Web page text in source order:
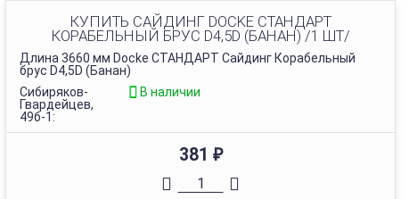
КУПИТЬ САЙДИНГ DOCKE СТАНДАРТ
КОРАБЕЛЬНЫЙ БРУС D4,5D (БАНАН) /1 ШТ/
Длина 3660 мм Docke СТАНДАРТ Сайдинг Корабельный
брус D4,5D (Банан)
Сибиряков-
Гвардейцев,
49б-1:
В наличии
381 ₽